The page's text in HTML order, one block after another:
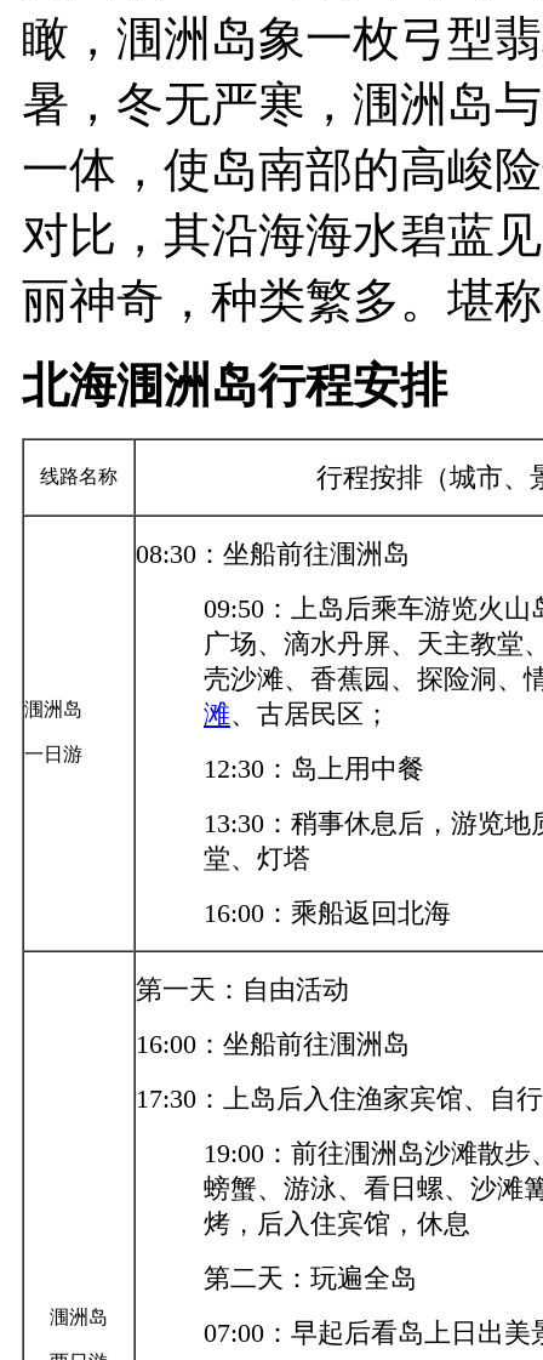
瞰，涠洲岛象一枚弓型
暑，冬无严寒，涠洲岛
一体，使岛南部的高峻
对比，其沿海海水碧蓝
丽神奇，种类繁多。堪
北海涠洲岛行程安排
线路名称 行程按排（城市、
涠洲岛
一日游
08:30：坐船前往涠洲岛
09:50：上岛后乘车游览火
广场、滴水丹屏、天主教堂
壳沙滩、香蕉园、探险洞、
滩、古居民区；
12:30：岛上用中餐
13:30：稍事休息后，游览
堂、灯塔
16:00：乘船返回北海
涠洲岛
第一天：自由活动
16:00：坐船前往涠洲岛
17:30：上岛后入住渔家宾馆、自
19:00：前往涠洲岛沙滩散
螃蟹、游泳、看日螺、沙滩
烤，后入住宾馆，休息
第二天：玩遍全岛
07:00：早起后看岛上日出